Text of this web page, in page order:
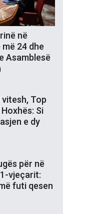
në
24 dhe
Asamblesë
Top
Si
e dy
për në
vjeçarit:
futi qesen